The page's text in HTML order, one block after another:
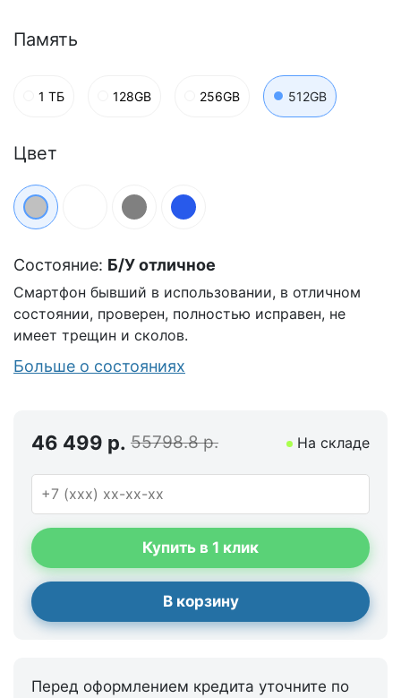
Память
1 ТБ 128GB 256GB 512GB
Цвет
Состояние: Б/У отличное
Смартфон бывший в использовании, в отличном
состоянии, проверен, полностью исправен, не
имеет трещин и сколов.
Больше о состояниях
46 499 р. 55798.8 р. На складе
Купить в 1 клик
В корзину
Перед оформлением кредита уточните по